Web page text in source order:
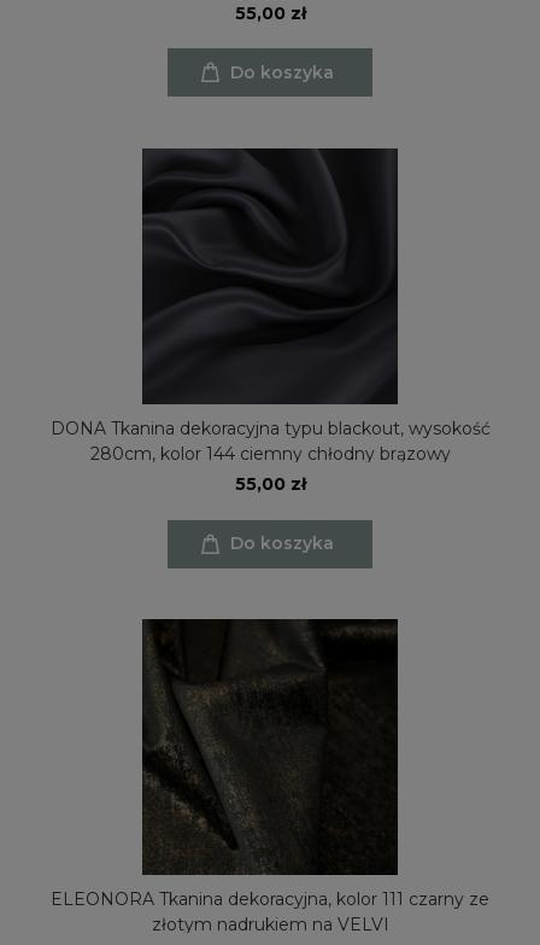
55,00 zł
Do koszyka
DONA Tkanina dekoracyjna typu blackout, wysokość
280cm, kolor 144 ciemny chłodny brązowy
55,00 zł
Do koszyka
ELEONORA Tkanina dekoracyjna, kolor 111 czarny ze
złotym nadrukiem na VELVI